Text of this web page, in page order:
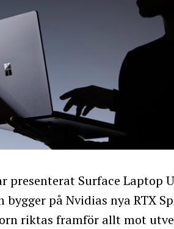
presenterat Surface Laptop
bygger på Nvidias nya RTX
riktas framför allt mot